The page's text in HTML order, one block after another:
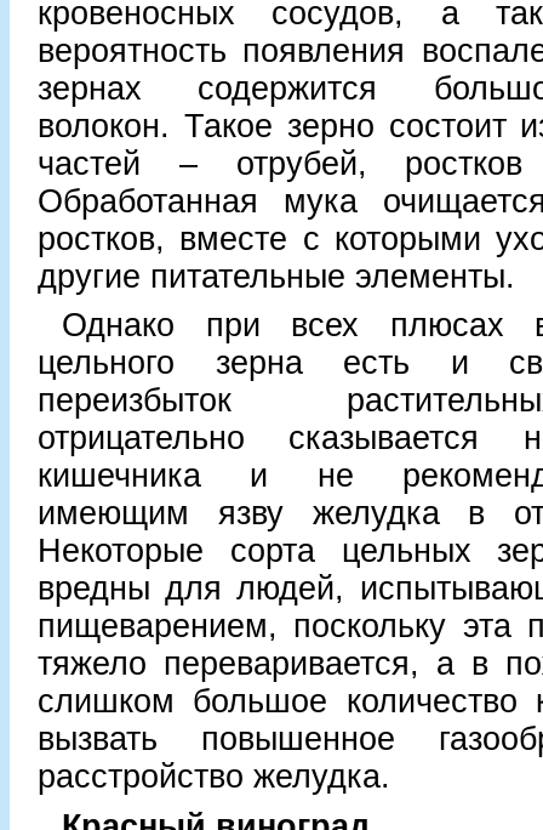
кровеносных сосудов, а
вероятность появления
зернах содержится
волокон. Такое зерно состоит
частей – отрубей,
Обработанная мука
ростков, вместе с которыми
другие питательные элементы.
Однако при всех плюсах в
цельного зерна есть и
переизбыток
отрицательно сказывается
кишечника и не
имеющим язву желудка в
Некоторые сорта цельных
вредны для людей,
пищеварением, поскольку эта
тяжело переваривается, а в
слишком большое количество
вызвать повышенное
расстройство желудка.